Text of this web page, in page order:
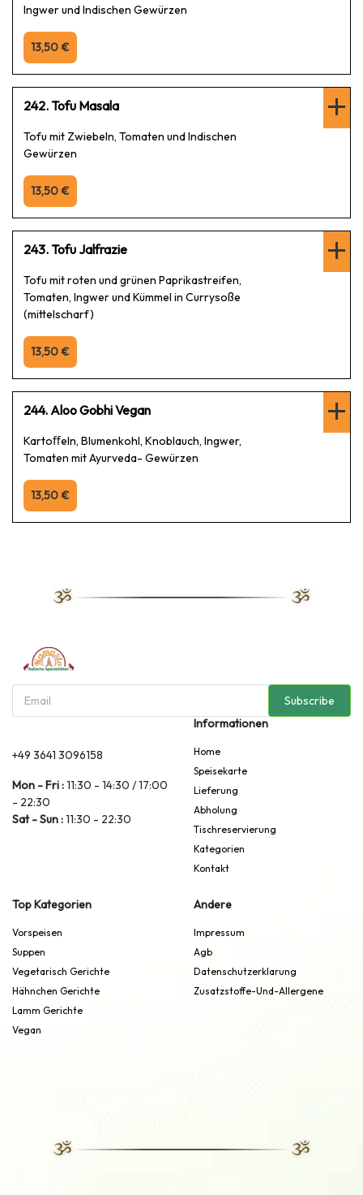
Ingwer und Indischen Gewürzen
13,50 €
242. Tofu Masala
Tofu mit Zwiebeln, Tomaten und Indischen
Gewürzen
13,50 €
243. Tofu Jalfrazie
Tofu mit roten und grünen Paprikastreifen,
Tomaten, Ingwer und Kümmel in Currysoße
(mittelscharf)
13,50 €
244. Aloo Gobhi Vegan
Kartoﬀeln, Blumenkohl, Knoblauch, Ingwer,
Tomaten mit Ayurveda- Gewürzen
13,50 €
Subscribe
+49 3641 3096158
Mon - Fri :11:30 - 14:30 / 17:00
- 22:30
Sat - Sun :11:30 - 22:30
Informationen
Home
Speisekarte
Lieferung
Abholung
Tischreservierung
Kategorien
Kontakt
Top Kategorien
Vorspeisen
Suppen
Vegetarisch Gerichte
Hähnchen Gerichte
Lamm Gerichte
Vegan
Andere
Impressum
Agb
Datenschutzerklarung
Zusatzstoffe-Und-Allergene